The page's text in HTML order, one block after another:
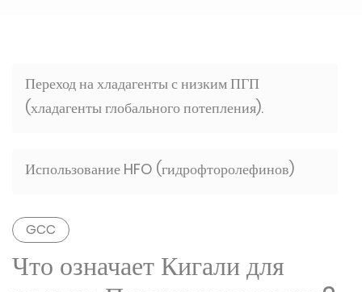
Переход на хладагенты с низким ПГП
(хладагенты глобального потепления).
Использование HFO (гидрофторолефинов)
GCC
Что означает Кигали для